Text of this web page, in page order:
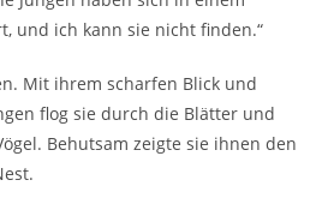
und ich kann sie nicht finden.“
Mit ihrem scharfen Blick und
flog sie durch die Blätter und
Behutsam zeigte sie ihnen den